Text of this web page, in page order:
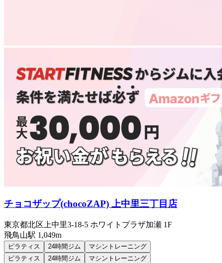
チョコザップ(chocoZAP) 上中里三丁目店
東京都北区上中里3-18-5 ホワイトプラザ加瀬 1F
飛鳥山駅 1,049m
ピラティス 24時間ジム
マシントレーニング
ピラティス
24時間ジム マシントレーニング